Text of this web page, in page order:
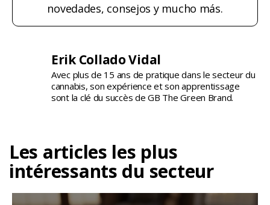
novedades, consejos y mucho más.
Erik Collado Vidal
Avec plus de 15 ans de pratique dans le secteur du
cannabis, son expérience et son apprentissage
sont la clé du succès de GB The Green Brand.
Les articles les plus
intéressants du secteur